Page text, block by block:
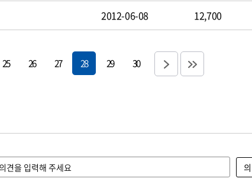
2012-06-08 12,700
25 26 27 28 29 30